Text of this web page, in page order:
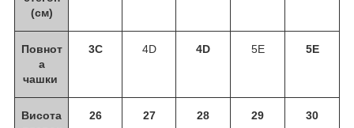
(см)
Повнот
а
чашки
3C 4D 4D 5E 5E
Висота
26 27 28 29 30